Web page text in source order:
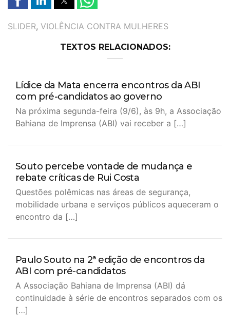
TAGS
SLIDER, VIOLÊNCIA CONTRA MULHERES
TEXTOS RELACIONADOS:
Lídice da Mata encerra encontros da ABI
com pré-candidatos ao governo
Na próxima segunda-feira (9/6), às 9h, a Associação
Bahiana de Imprensa (ABI) vai receber a […]
Souto percebe vontade de mudança e
rebate críticas de Rui Costa
Questões polêmicas nas áreas de segurança,
mobilidade urbana e serviços públicos aqueceram o
encontro da […]
Paulo Souto na 2ª edição de encontros da
ABI com pré-candidatos
A Associação Bahiana de Imprensa (ABI) dá
continuidade à série de encontros separados com os
[…]